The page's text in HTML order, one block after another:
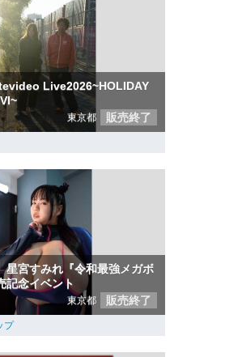
Live2026~HOLIDAY
東京都 販売終了
星宮すみれ『令和最強メガボ
記念イベント
東京都 販売終了
プ